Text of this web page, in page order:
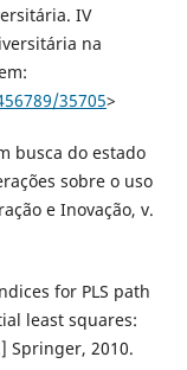
IV
na
35705>
busca do estado
sobre o uso
e Inovação, v.
for PLS path
least squares:
Springer, 2010.